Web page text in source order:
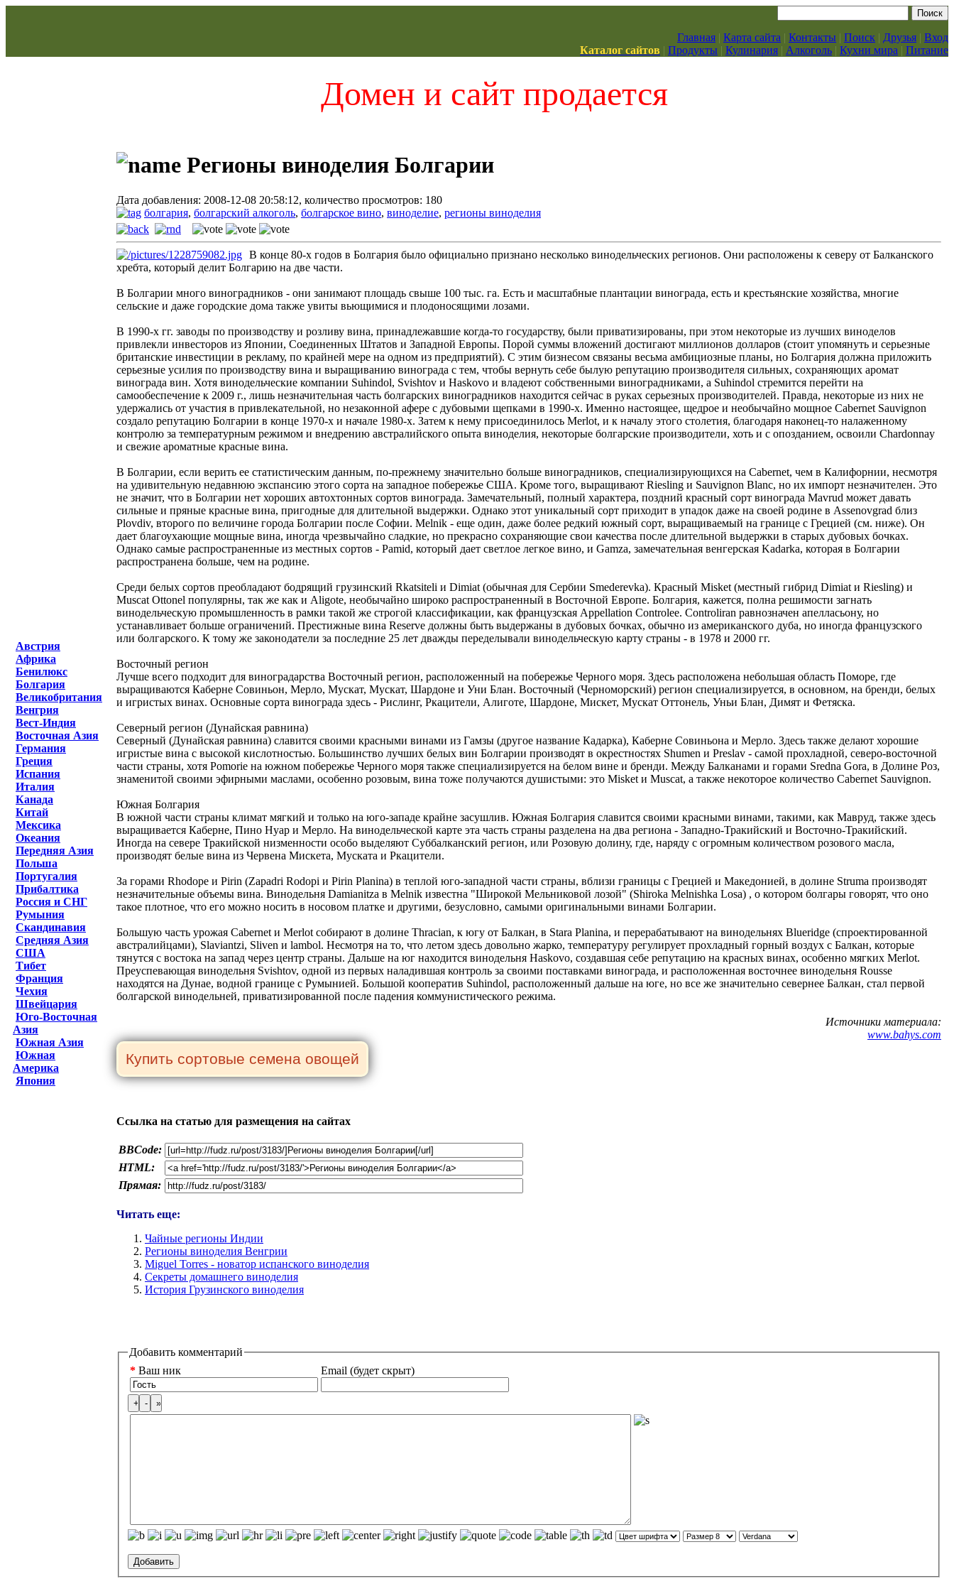
Главная | Карта сайта | Контакты | Поиск | Друзья | Вход
Каталог сайтов | Продукты | Кулинария | Алкоголь | Кухни мира | Питание
Домен и сайт продается
Австрия
Африка
Бенилюкс
Болгария
Великобритания
Венгрия
Вест-Индия
Восточная Азия
Германия
Греция
Испания
Италия
Канада
Китай
Мексика
Океания
Передняя Азия
Польша
Португалия
Прибалтика
Россия и СНГ
Румыния
Скандинавия
Средняя Азия
США
Тибет
Франция
Чехия
Швейцария
Юго-Восточная
Азия
Южная Азия
Южная
Америка
Япония
Регионы виноделия Болгарии
Дата добавления: 2008-12-08 20:58:12, количество просмотров: 180
болгария, болгарский алкоголь, болгарское вино, виноделие, регионы виноделия
В конце 80-х годов в Болгария было официально признано несколько винодельческих регионов. Они расположены к северу от Балканского
хребта, который делит Болгарию на две части.
В Болгарии много виноградников - они занимают площадь свыше 100 тыс. га. Есть и масштабные плантации винограда, есть и крестьянские хозяйства, многие
сельские и даже городские дома также увиты вьющимися и плодоносящими лозами.
В 1990-х гг. заводы по производству и розливу вина, принадлежавшие когда-то государству, были приватизированы, при этом некоторые из лучших виноделов
привлекли инвесторов из Японии, Соединенных Штатов и Западной Европы. Порой суммы вложений достигают миллионов долларов (стоит упомянуть и серьезные
британские инвестиции в рекламу, по крайней мере на одном из предприятий). С этим бизнесом связаны весьма амбициозные планы, но Болгария должна приложить
серьезные усилия по производству вина и выращиванию винограда с тем, чтобы вернуть себе былую репутацию производителя сильных, сохраняющих аромат
винограда вин. Хотя винодельческие компании Suhindol, Svishtov и Haskovo и владеют собственными виноградниками, a Suhindol стремится перейти на
самообеспечение к 2009 г., лишь незначительная часть болгарских виноградников находится сейчас в руках серьезных производителей. Правда, некоторые из них не
удержались от участия в привлекательной, но незаконной афере с дубовыми щепками в 1990-х. Именно настоящее, щедрое и необычайно мощное Cabernet Sauvignon
создало репутацию Болгарии в конце 1970-х и начале 1980-х. Затем к нему присоединилось Merlot, и к началу этого столетия, благодаря наконец-то налаженному
контролю за температурным режимом и внедрению австралийского опыта виноделия, некоторые болгарские производители, хоть и с опозданием, освоили Chardonnay
и свежие ароматные красные вина.
В Болгарии, если верить ее статистическим данным, по-прежнему значительно больше виноградников, специализирующихся на Cabernet, чем в Калифорнии, несмотря
на удивительную недавнюю экспансию этого сорта на западное побережье США. Кроме того, выращивают Riesling и Sauvignon Blanc, но их импорт незначителен. Это
не значит, что в Болгарии нет хороших автохтонных сортов винограда. Замечательный, полный характера, поздний красный сорт винограда Mavrud может давать
сильные и пряные красные вина, пригодные для длительной выдержки. Однако этот уникальный сорт приходит в упадок даже на своей родине в Assenovgrad близ
Plovdiv, второго по величине города Болгарии после Софии. Melnik - еще один, даже более редкий южный сорт, выращиваемый на границе с Грецией (см. ниже). Он
дает благоухающие мощные вина, иногда чрезвычайно сладкие, но прекрасно сохраняющие свои качества после длительной выдержки в старых дубовых бочках.
Однако самые распространенные из местных сортов - Pamid, который дает светлое легкое вино, и Gamza, замечательная венгерская Kadarka, которая в Болгарии
распространена больше, чем на родине.
Среди белых сортов преобладают бодрящий грузинский Rkatsiteli и Dimiat (обычная для Сербии Smederevka). Красный Misket (местный гибрид Dimiat и Riesling) и
Muscat Ottonel популярны, так же как и Aligote, необычайно широко распространенный в Восточной Европе. Болгария, кажется, полна решимости загнать
винодельческую промышленность в рамки такой же строгой классификации, как французская Appellation Controlee. Controliran равнозначен апелласьону, но
устанавливает больше ограничений. Престижные вина Reserve должны быть выдержаны в дубовых бочках, обычно из американского дуба, но иногда французского
или болгарского. К тому же законодатели за последние 25 лет дважды переделывали винодельческую карту страны - в 1978 и 2000 гг.
Восточный регион
Лучше всего подходит для виноградарства Восточный регион, расположенный на побережье Черного моря. Здесь расположена небольшая область Поморе, где
выращиваются Каберне Совиньон, Мерло, Мускат, Мускат, Шардоне и Уни Блан. Восточный (Черноморский) регион специализируется, в основном, на бренди, белых
и игристых винах. Основные сорта винограда здесь - Рислинг, Ркацители, Алиготе, Шардоне, Мискет, Мускат Оттонель, Уньи Блан, Димят и Фетяска.
Северный регион (Дунайская равнина)
Северный (Дунайская равнина) славится своими красными винами из Гамзы (другое название Кадарка), Каберне Совиньона и Мерло. Здесь также делают хорошие
игристые вина с высокой кислотностью. Большинство лучших белых вин Болгарии производят в окрестностях Shumen и Preslav - самой прохладной, северо-восточной
части страны, хотя Pomorie на южном побережье Черного моря также специализируется на белом вине и бренди. Между Балканами и горами Sredna Gora, в Долине Роз,
знаменитой своими эфирными маслами, особенно розовым, вина тоже получаются душистыми: это Misket и Muscat, а также некоторое количество Cabernet Sauvignon.
Южная Болгария
В южной части страны климат мягкий и только на юго-западе крайне засушлив. Южная Болгария славится своими красными винами, такими, как Мавруд, также здесь
выращивается Каберне, Пино Нуар и Мерло. На винодельческой карте эта часть страны разделена на два региона - Западно-Тракийский и Восточно-Тракийский.
Иногда на севере Тракийской низменности особо выделяют Суббалканский регион, или Розовую долину, где, наряду с огромным количеством розового масла,
производят белые вина из Червена Мискета, Муската и Ркацители.
За горами Rhodope и Pirin (Zapadri Rodopi и Pirin Planina) в теплой юго-западной части страны, вблизи границы с Грецией и Македонией, в долине Struma производят
незначительные объемы вина. Винодельня Damianitza в Melnik известна "Широкой Мельниковой лозой" (Shiroka Melnishka Losa) , о котором болгары говорят, что оно
такое плотное, что его можно носить в носовом платке и другими, безусловно, самыми оригинальными винами Болгарии.
Большую часть урожая Cabernet и Merlot собирают в долине Thracian, к югу от Балкан, в Stara Planina, и перерабатывают на винодельнях Blueridge (спроектированной
австралийцами), Slaviantzi, Sliven и lambol. Несмотря на то, что летом здесь довольно жарко, температуру регулирует прохладный горный воздух с Балкан, которые
тянутся с востока на запад через центр страны. Дальше на юг находится винодельня Haskovo, создавшая себе репутацию на красных винах, особенно мягких Merlot.
Преуспевающая винодельня Svishtov, одной из первых наладившая контроль за своими поставками винограда, и расположенная восточнее винодельня Rousse
находятся на Дунае, водной границе с Румынией. Большой кооператив Suhindol, расположенный дальше на юге, но все же значительно севернее Балкан, стал первой
болгарской винодельней, приватизированной после падения коммунистического режима.
Источники материала:
www.bahys.com
Ссылка на статью для размещения на сайтах
BBCode:
HTML:
Прямая:
Читать еще:
Чайные регионы Индии
Регионы виноделия Венгрии
Miguel Torres - новатор испанского виноделия
Секреты домашнего виноделия
История Грузинского виноделия
Добавить комментарий
* Ваш ник Email (будет скрыт)